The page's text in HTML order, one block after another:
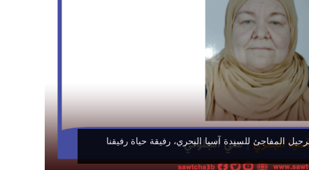
المفاجئ للسيدة آسيا البحري، رفيقة حياة رفيقنا